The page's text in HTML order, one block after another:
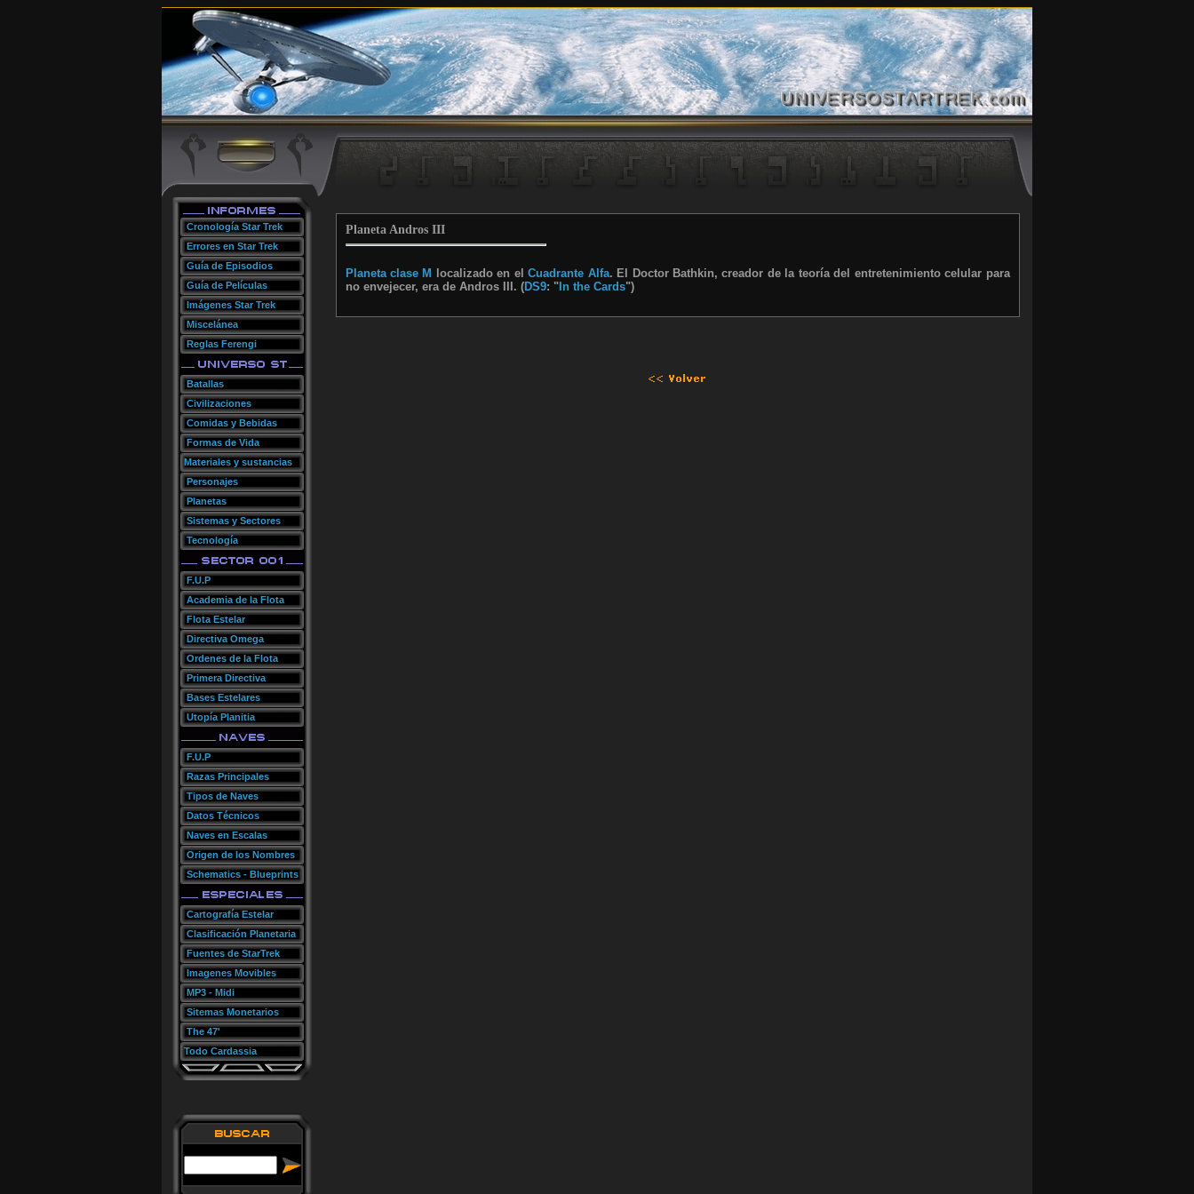
Cronología Star Trek
Errores en Star Trek
Guía de Episodios
Guía de Películas
Imágenes Star Trek
Miscelánea
Reglas Ferengi
Batallas
Civilizaciones
Comidas y Bebidas
Formas de Vida
Materiales y sustancias
Personajes
Planetas
Sistemas y Sectores
Tecnología
F.U.P
Academia de la Flota
Flota Estelar
Directiva Omega
Ordenes de la Flota
Primera Directiva
Bases Estelares
Utopía Planitia
F.U.P
Razas Principales
Tipos de Naves
Datos Técnicos
Naves en Escalas
Origen de los Nombres
Schematics - Blueprints
Cartografía Estelar
Clasificación Planetaria
Fuentes de StarTrek
Imagenes Movibles
MP3 - Midi
Sitemas Monetarios
The 47'
Todo Cardassia
Planeta Andros III
Planeta clase M localizado en elCuadrante Alfa. El Doctor Bathkin, creador de la teoría del entretenimiento celular para
no envejecer, era de Andros III. (DS9: "In the Cards")